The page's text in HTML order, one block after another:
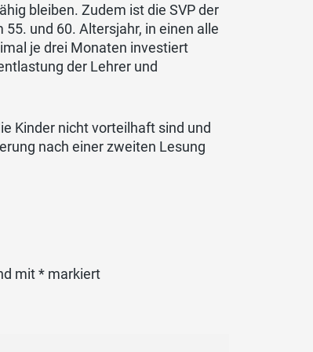
bleiben. Zudem ist die SVP der
und 60. Altersjahr, in einen alle
je drei Monaten investiert
der Lehrer und
Kinder nicht vorteilhaft sind und
nach einer zweiten Lesung
mit* markiert